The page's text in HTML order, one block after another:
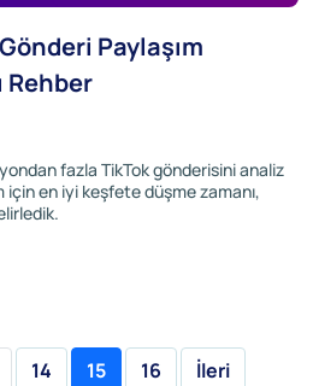
Paylaşım
Rehber
fazla TikTok gönderisini analiz
en iyi keşfete düşme zamanı,
14 15 16 İleri